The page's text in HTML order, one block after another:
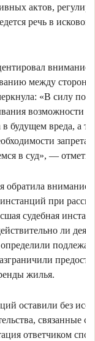
актов,
речь в исковом
внимание
между
«В силу
возможности
будущем вреда, а
запрета
в суд», —
обратила внимание
при
судебная
ли
жилья.
оставили без
связанные со
ответчиком